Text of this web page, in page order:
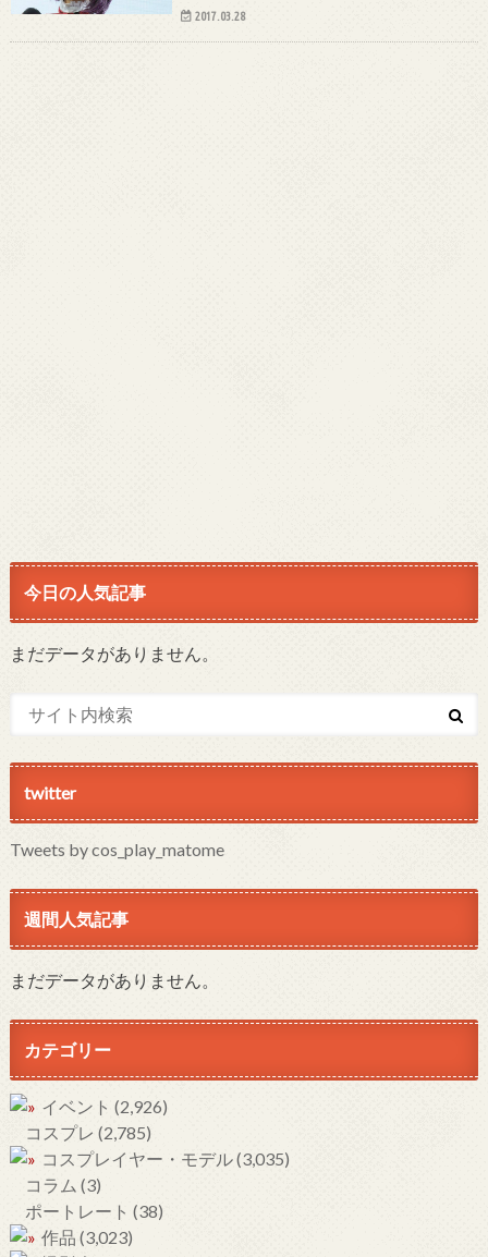
2017.03.28
今日の人気記事
まだデータがありません。
twitter
Tweets by cos_play_matome
週間人気記事
まだデータがありません。
カテゴリー
イベント (2,926)
コスプレ (2,785)
コスプレイヤー・モデル(3,035)
コラム (3)
ポートレート (38)
作品 (3,023)